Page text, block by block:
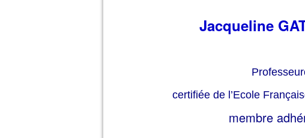
Jacqueline
certifiée de l’Ecole
membre